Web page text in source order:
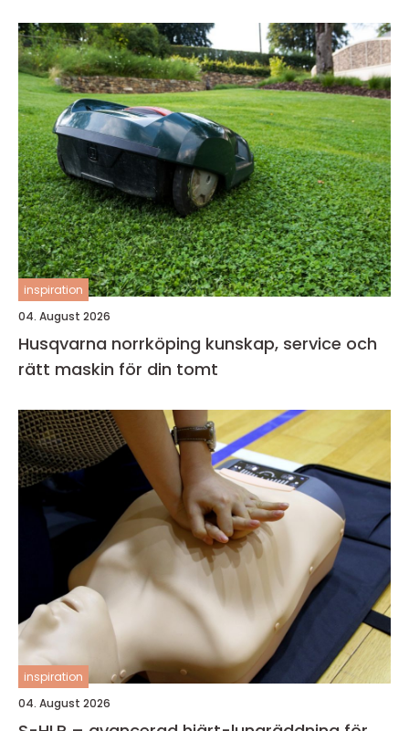
inspiration
04. August 2026
Husqvarna norrköping kunskap, service och
rätt maskin för din tomt
inspiration
04. August 2026